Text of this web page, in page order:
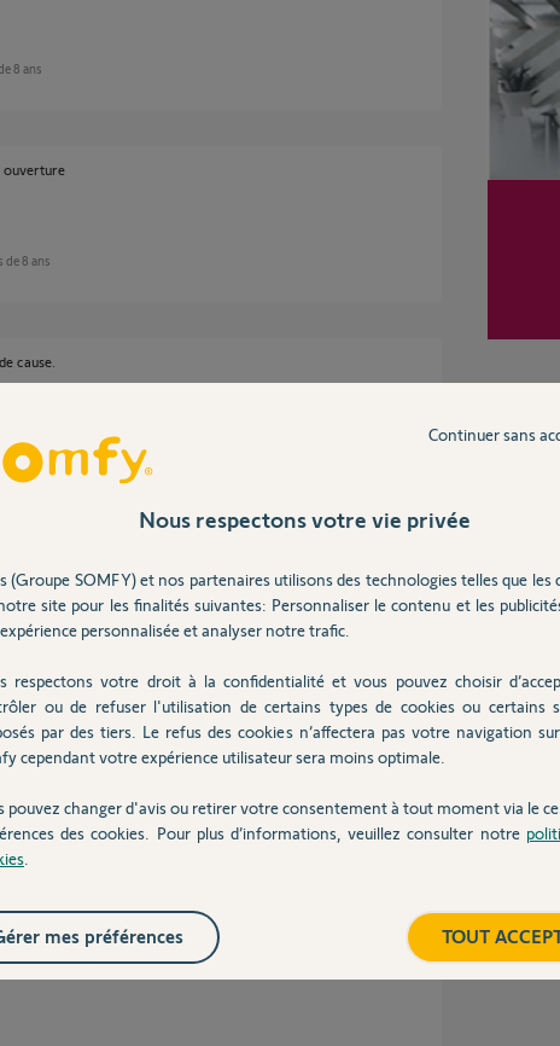
8 ans
ouverture
de 8 ans
cause.
reliée à la platine ?
le câble on et com.
le câblage semble ok.
de 8 ans
portail et pas en gâche électrique. Pour un
Nous respectons votre vie privée
(Groupe SOMFY) et nos partenaires utilisons des technologies telles que les
site pour les finalités suivantes: Personnaliser le contenu et les
personnalisée et analyser notre trafic.
respectons votre droit à la confidentialité et vous pouvez choisir
ou de refuser l'utilisation de certains types de cookies ou certains
par des tiers. Le refus des cookies n’affectera pas votre navigation
cependant votre expérience utilisateur sera moins optimale.
pouvez changer d'avis ou retirer votre consentement à tout moment via le
des cookies. Pour plus d’informations, veuillez consulter notre
Continuer sans
TOUT
mes préférences